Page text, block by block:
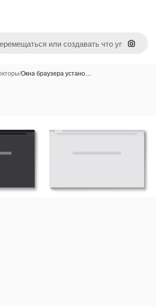
Поиск
/Окна браузера устано…